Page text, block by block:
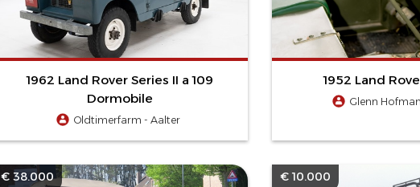
1962 Land Rover Series II a 109
Dormobile
Oldtimerfarm - Aalter
1952 Land
Glenn
€ 38.000 € 10.000